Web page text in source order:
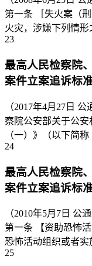
第一条 ［失火案（
火灾，涉嫌下列情
23
最高人民检察院
案件立案追诉标
（2017年4月27日
察院公安部关于公
（一）》（以下简
24
最高人民检察院
案件立案追诉标
（2010年5月7日 公
第一条 【资助恐怖
恐怖活动组织或者实
25